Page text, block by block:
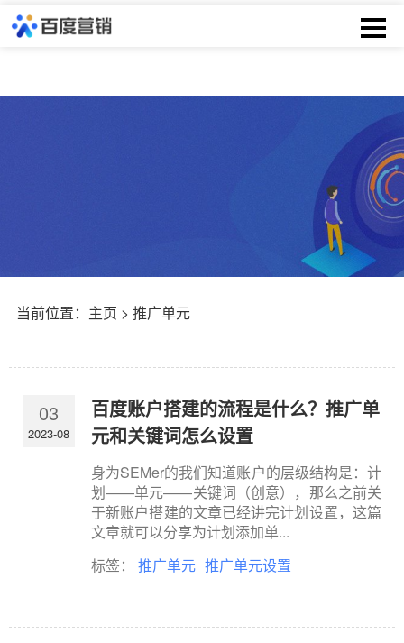
当前位置： 主页 > 推广单元
03
2023-08
百度账户搭建的流程是什么？推广单
元和关键词怎么设置
身为SEMer的我们知道账户的层级结构是：计
划——单元——关键词（创意），那么之前关
于新账户搭建的文章已经讲完计划设置，这篇
文章就可以分享为计划添加单...
标签： 推广单元 推广单元设置